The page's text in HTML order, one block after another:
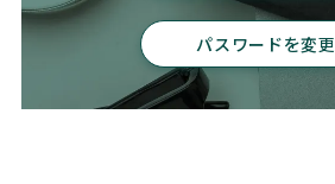
パスワードを変更